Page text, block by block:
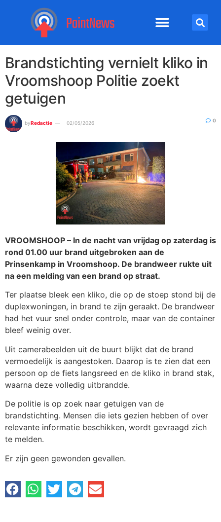
Brandstichting vernielt kliko in
Vroomshoop Politie zoekt
getuigen
byRedactie 02/05/2026 0
VROOMSHOOP – In de nacht van vrijdag op zaterdag is
rond 01.00 uur brand uitgebroken aan de
Prinsenkamp in Vroomshoop. De brandweer rukte uit
na een melding van een brand op straat.
Ter plaatse bleek een kliko, die op de stoep stond bij de
duplexwoningen, in brand te zijn geraakt. De brandweer
had het vuur snel onder controle, maar van de container
bleef weinig over.
Uit camerabeelden uit de buurt blijkt dat de brand
vermoedelijk is aangestoken. Daarop is te zien dat een
persoon op de fiets langsreed en de kliko in brand stak,
waarna deze volledig uitbrandde.
De politie is op zoek naar getuigen van de
brandstichting. Mensen die iets gezien hebben of over
relevante informatie beschikken, wordt gevraagd zich
te melden.
Er zijn geen gewonden gevallen.